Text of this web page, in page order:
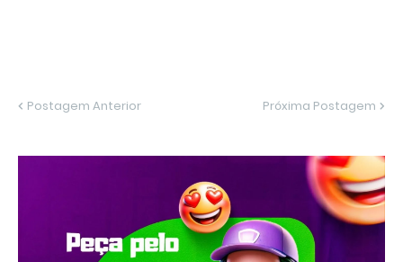
Postagem Anterior Próxima Postagem